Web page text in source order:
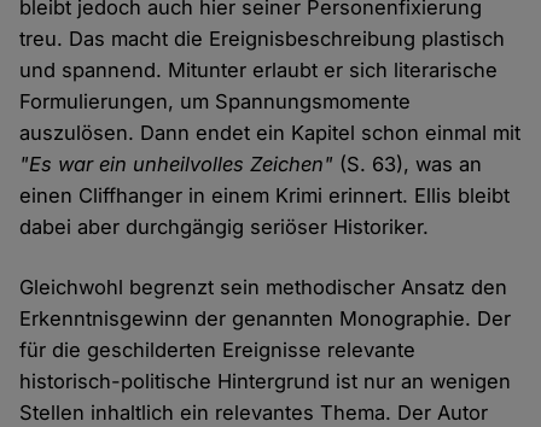
bleibt jedoch auch hier seiner Personenfixierung
treu. Das macht die Ereignisbeschreibung plastisch
und spannend. Mitunter erlaubt er sich literarische
Formulierungen, um Spannungsmomente
auszulösen. Dann endet ein Kapitel schon einmal mit
"Es war ein unheilvolles Zeichen" (S. 63), was an
einen Cliffhanger in einem Krimi erinnert. Ellis bleibt
dabei aber durchgängig seriöser Historiker.
Gleichwohl begrenzt sein methodischer Ansatz den
Erkenntnisgewinn der genannten Monographie. Der
für die geschilderten Ereignisse relevante
historisch-politische Hintergrund ist nur an wenigen
Stellen inhaltlich ein relevantes Thema. Der Autor